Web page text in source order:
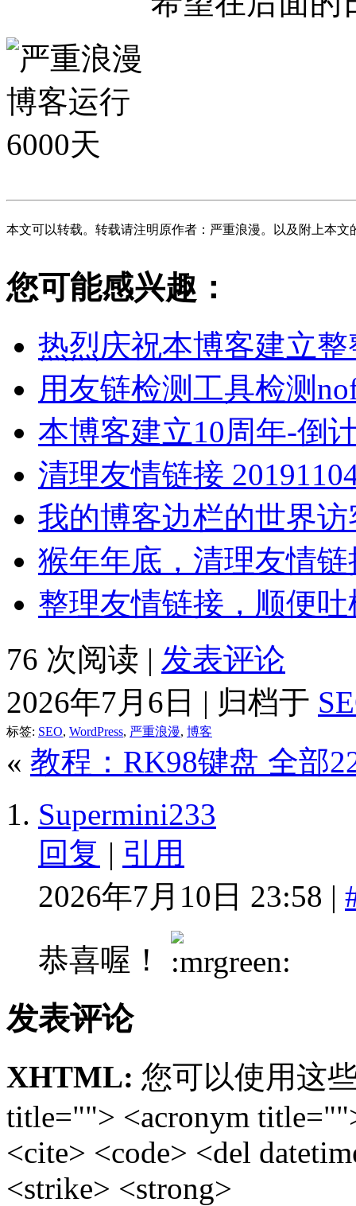
本文可以转载。转载请注明原作者：严重浪漫。以及附上本文
您可能感兴趣：
热烈庆祝本博客建立整
用友链检测工具检测
本博客建立10周年-倒
清理友情链接
我的博客边栏的世界
猴年年底，清理友情
整理友情链接，顺便
76 次阅读 | 发表评论
2026年7月6日 | 归档于
标签: SEO, WordPress, 严重浪漫, 博客
« 教程：RK98键盘 全部
Supermini233
回复 | 引用
2026年7月10日 23:58 |
恭喜喔！
发表评论
XHTML: 您可以使用这
title=""> <acronym
<cite> <code> <del
<strike> <strong>